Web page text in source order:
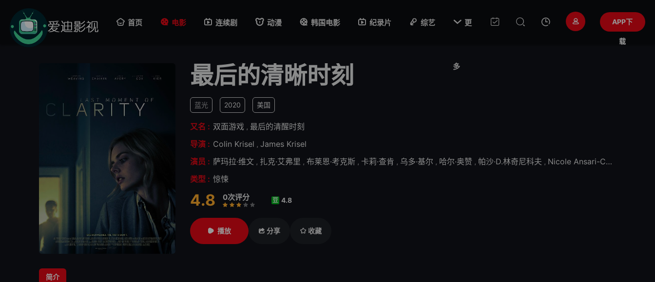
首页 电影 连续剧 动漫 韩国电影 纪录片 综艺  更
多
APP下
载
最后的清晰时刻
蓝光 2020 美国
又名 : 双面游戏 , 最后的清醒时刻
导演 : Colin Krisel , James Krisel
演员 : 萨玛拉·维文 , 扎克·艾弗里 , 布莱恩·考克斯 , 卡莉·查肯 , 乌多·基尔 , 哈尔·奥赞 , 帕沙·D.林奇尼科夫 , Nicole Ansari-Cox
类型 : 惊悚
4.8 0次评分
很差
较差还行推荐
力荐
豆 4.8
播放 分享 收藏
简介